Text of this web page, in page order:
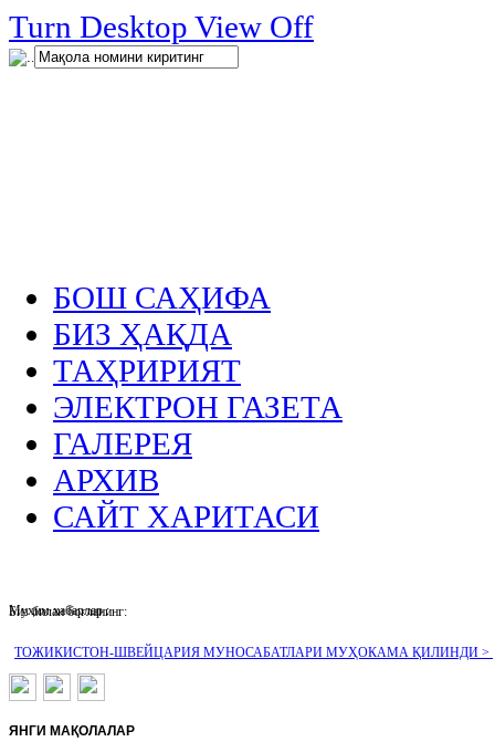
Turn Desktop View Off
.
БОШ САҲИФА
БИЗ ҲАҚДА
ТАҲРИРИЯТ
ЭЛЕКТРОН ГАЗЕТА
ГАЛЕРЕЯ
АРХИВ
САЙТ ХАРИТАСИ
Муҳим хабарлар :
ТОЖИКИСТОН-ШВЕЙЦАРИЯ МУНОСАБАТЛАРИ МУҲОКАМА ҚИЛИНДИ >
Биз билан боғланинг:
ЯНГИ МАҚОЛАЛАР